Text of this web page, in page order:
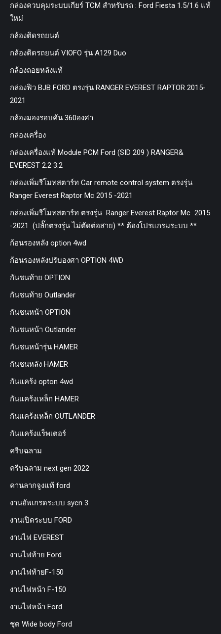
กล่องควบคุมระบบเกียร์ TCM สำหรับรถ : Ford Fiesta 1.5/1.6 แท้
ใหม่
กล้องติดรถยนต์
กล้องติดรถยนต์ VIOFO รุ่น A129 Duo
กล้องถอยหลังแท้
กล่องฟิว BJB FORD ตรงรุ่น RANGER EVEREST RAPTOR 2015-
2021
กล้องมองรอบคัน 360องศา
กล่องเครื่อง
กล่องเครื่องแท้ Module PCM Ford (SID 209 ) RANGER&
EVEREST 2.2 3.2
กล่องเพิ่มรีโมทสตาร์ท Car remote control system ตรงรุ่น
Ranger Everest Raptor Mc 2015 -2021
กล่องเพิ่มรีโมทสตาร์ท ตรงรุ่น Ranger Everest Raptor Mc 2015
-2021 (ปลั๊กตรงรุ่น ไม่ตัดต่อสาย) ** ต้องโปรแกรมระบบ **
ก้อนรองหลัง option 4wd
ก้อนรองหลังปรับองศา OPTION 4WD
กันชนท้าย OPTION
กันชนท้าย Outlander
กันชนหน้า OPTION
กันชนหน้า Outlander
กันชนหน้ารุ่น HAMER
กันชนหลัง HAMER
กันแคร้ง opton 4wd
กันแคร้งเหล็ก HAMER
กันแคร้งเหล็ก OUTLANDER
กันแคร้งแร็พเตอร์
ครีบฉลาม
ครีบฉลาม next gen 2022
คานลากจูงแท้ ford
งานอัพเกรดระบบ sycn 3
งานเปิดระบบ FORD
งานไฟ EVEREST
งานไฟท้าย Ford
งานไฟท้ายF-150
งานไฟหน้า F-150
งานไฟหน้า Ford
ชุด Wide body Ford